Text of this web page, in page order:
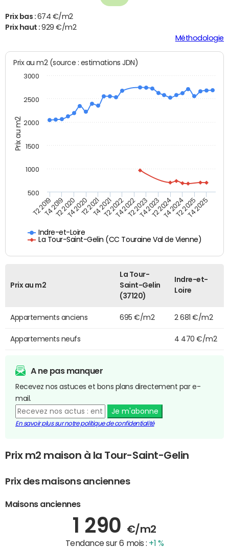
Prix bas : 674 €/m2
Prix haut :929 €/m2
Méthodologie
Prix au m2
Prix au m2 (source : estimations JDN)
Indre-et-Loire
La Tour-Saint-Gelin (CC Touraine Val de Vienne)
T2 2019T4 2019T2 2020T4 2020T2 2021T4 2021T2 2022T4 2022T2 2023T4 2023T2 2024T4 2024T2 2025T4 2025
500
1000
1500
2000
2500
3000
Prix au m2
La Tour-
Saint-Gelin
(37120)
Indre-et-
Loire
Appartements anciens 695 €/m2 2 681 €/m2
Appartements neufs 4 470 €/m2
A ne pas manquer
Recevez nos astuces et bons plans directement par e-
mail.
Je m'abonne
En savoir plus sur notre politique de confidentialité
Prix m2 maison à la Tour-Saint-Gelin
Prix des maisons anciennes
Maisons anciennes
1 290 €/m2
Tendance sur 6 mois : +1 %